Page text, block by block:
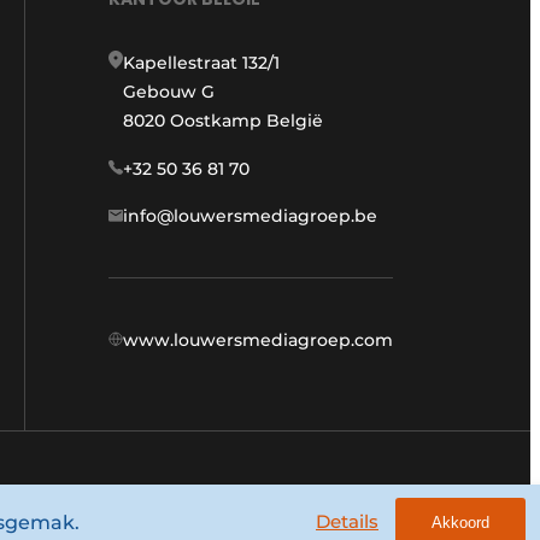
Kapellestraat 132/1
Gebouw G
8020 Oostkamp België
+32 50 36 81 70
info@louwersmediagroep.be
www.louwersmediagroep.com
Algemene voorwaarden Privacy policy
Details Akkoord